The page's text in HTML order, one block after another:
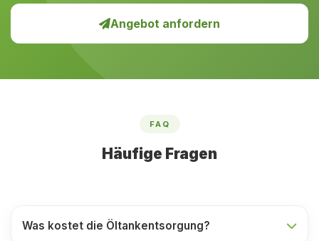
Angebot anfordern
FAQ
Häufige Fragen
Was kostet die Öltankentsorgung?